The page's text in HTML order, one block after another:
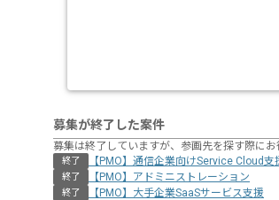
募集が終了した案件
募集は終了していますが、参画先を探す際に
終了 【PMO】通信企業向けService Cloud支
終了 【PMO】アドミニストレーション
終了 【PMO】大手企業SaaSサービス支援